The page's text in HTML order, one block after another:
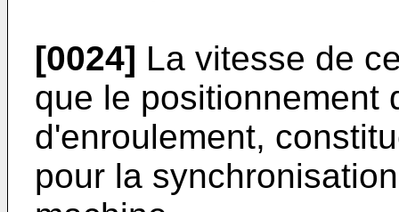
[0024] La vitesse de
que le positionnement
d'enroulement,
pour la